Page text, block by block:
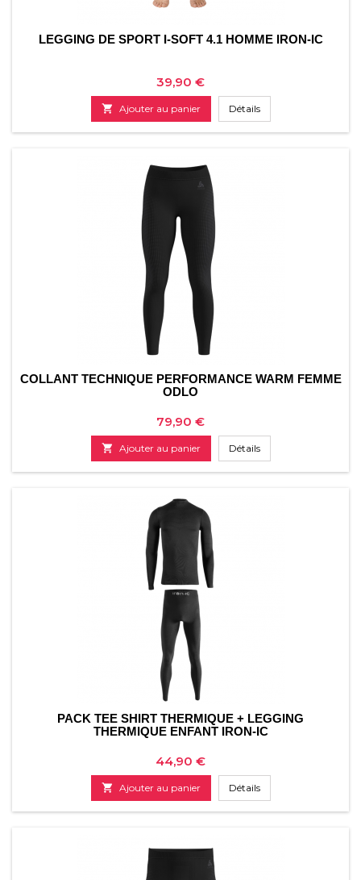
LEGGING DE SPORT I-SOFT 4.1 HOMME IRON-IC
Prix
39,90 €
 Ajouter au panier Détails
COLLANT TECHNIQUE PERFORMANCE WARM FEMME
ODLO
Prix
79,90 €
 Ajouter au panier Détails
PACK TEE SHIRT THERMIQUE + LEGGING
THERMIQUE ENFANT IRON-IC
Prix
44,90 €
 Ajouter au panier Détails